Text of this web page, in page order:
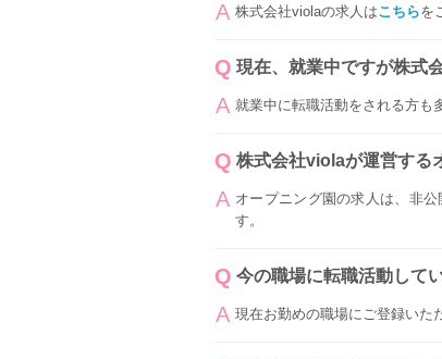
株式会社violaの求人はこちらを
現在、就業中ですが株式
就業中に転職活動をされる方も
株式会社violaが運営する
オープニング園の求人は、非
す。
今の職場に転職活動して
現在お勤めの職場にご登録いた